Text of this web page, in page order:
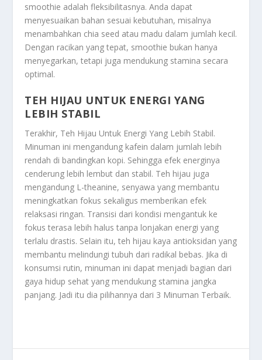
smoothie adalah fleksibilitasnya. Anda dapat
menyesuaikan bahan sesuai kebutuhan, misalnya
menambahkan chia seed atau madu dalam jumlah kecil.
Dengan racikan yang tepat, smoothie bukan hanya
menyegarkan, tetapi juga mendukung stamina secara
optimal.
TEH HIJAU UNTUK ENERGI YANG
LEBIH STABIL
Terakhir, Teh Hijau Untuk Energi Yang Lebih Stabil.
Minuman ini mengandung kafein dalam jumlah lebih
rendah di bandingkan kopi. Sehingga efek energinya
cenderung lebih lembut dan stabil. Teh hijau juga
mengandung L-theanine, senyawa yang membantu
meningkatkan fokus sekaligus memberikan efek
relaksasi ringan. Transisi dari kondisi mengantuk ke
fokus terasa lebih halus tanpa lonjakan energi yang
terlalu drastis. Selain itu, teh hijau kaya antioksidan yang
membantu melindungi tubuh dari radikal bebas. Jika di
konsumsi rutin, minuman ini dapat menjadi bagian dari
gaya hidup sehat yang mendukung stamina jangka
panjang. Jadi itu dia pilihannya dari 3 Minuman Terbaik.